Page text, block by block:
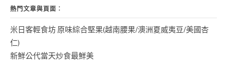
熱門文章與頁面︰
米日客輕食坊 原味綜合堅果(越南腰果/澳洲夏威夷豆/美國杏
仁)
新鮮公代當天炒食最鮮美